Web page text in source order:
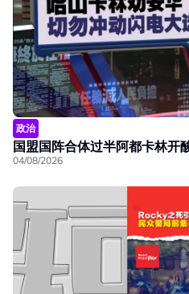
政治
国盟国阵合体过半阿都卡林开
04/08/2026